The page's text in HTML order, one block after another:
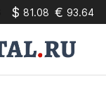
$ 81.08 € 93.64